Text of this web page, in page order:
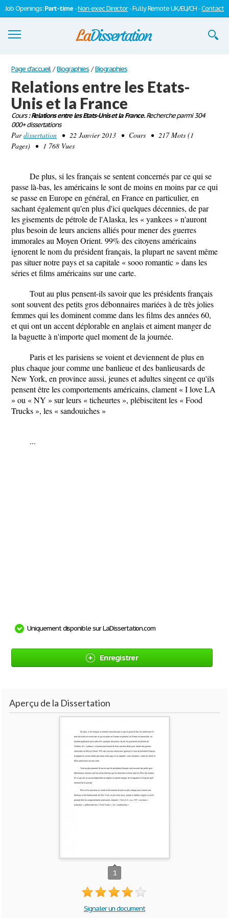
Job Openings:Part-time -Non-exec Director- Fully Remote UK/EU/CH -Contact
Dissertations
S'inscrire
Se connecter
Contactez-nous
Page d'accueil / Biographies / Biographies
Relations entre les Etats-
Unis et la France
Cours: Relations entre les Etats-Unis et la France.Recherche parmi 304
000+ dissertations
Pardissertation • 22 Janvier 2013 • Cours • 217 Mots (1
Pages) • 1 768 Vues
De plus, si les français se sentent concernés par ce qui se
passe là-bas, les américains le sont de moins en moins par ce qui
se passe en Europe en général, en France en particulier, en
sachant également qu'en plus d'ici quelques décennies, de par
les gisements de pétrole de l'Alaska, les « yankees » n'auront
plus besoin de leurs anciens alliés pour mener des guerres
immorales au Moyen Orient. 99% des citoyens américains
ignorent le nom du président français, la plupart ne savent même
pas situer notre pays et sa capitale « sooo romantic » dans les
séries et films américains sur une carte.
Tout au plus pensent-ils savoir que les présidents français
sont souvent des petits gros débonnaires mariées à de très jolies
femmes qui les dominent comme dans les films des années 60,
et qui ont un accent déplorable en anglais et aiment manger de
la baguette à n'importe quel moment de la journée.
Paris et les parisiens se voient et deviennent de plus en
plus chaque jour comme une banlieue et des banlieusards de
New York, en province aussi, jeunes et adultes singent ce qu'ils
pensent être les comportements américains, clament « I love LA
» ou « NY » sur leurs « ticheurtes », plébiscitent les « Food
Trucks », les « sandouiches »
...
Uniquement disponible sur LaDissertation.com
Enregistrer
Aperçu de la Dissertation
1
Signaler un document